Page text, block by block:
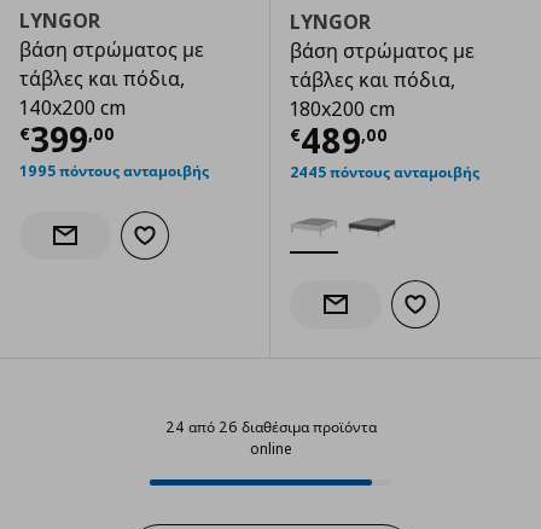
LYNGOR
βάση στρώματος με
τάβλες και πόδια,
140x200 cm
€399,00
Τρέχουσα τιμή € 399,00
1995 πόντους ανταμοιβής
Ενημέρωση διαθεσιμότητας
Προσθήκη στα αγαπημένα
LYNGOR
βάση στρώματος με
τάβλες και πόδια,
180x200 cm
€489,00
Τρέχουσα
2445 πόντους ανταμοιβής
Ενημέρωση διαθεσιμότητας
Προσθήκη στα
24 από 26 διαθέσιμα προϊόντα
online
24 από 26 διαθέσιμα προϊόντα
Progress: